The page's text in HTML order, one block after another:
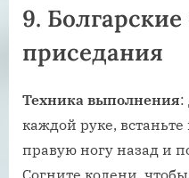
9.
приседания
Техника выполнения:
каждой руке,
правую ногу назад и